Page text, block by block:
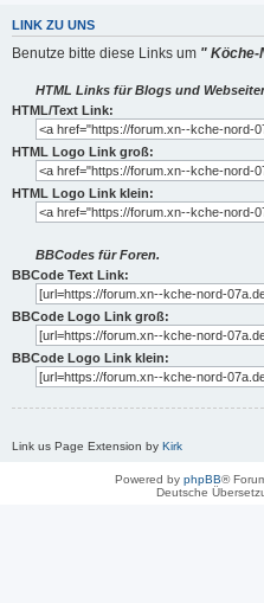
LINK ZU UNS
Benutze bitte diese Links um " Köche-
HTML Links für Blogs und
HTML/Text Link:
HTML Logo Link groß:
HTML Logo Link klein:
BBCodes für Foren.
BBCode Text Link:
BBCode Logo Link groß:
BBCode Logo Link klein:
Link us Page Extension by Kirk
Powered by phpBB®
Deutsche